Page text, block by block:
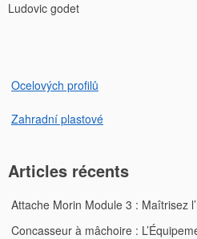
de
Ludovic godet
Ocelových profilů
Zahradní plastové
Articles récents
Attache Morin Module 3 : Maîtrisez
Concasseur à mâchoire :